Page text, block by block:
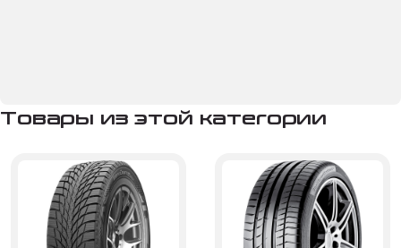
Товары из этой категории